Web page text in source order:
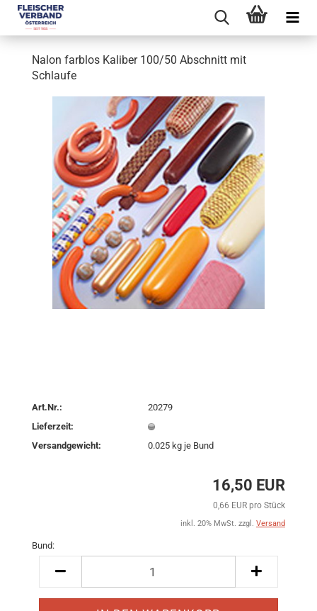
Nalon farblos Kaliber 100/50 Abschnitt mit
Schlaufe
Art.Nr.:
20279
Lieferzeit:
Versandgewicht:
0.025 kg je Bund
16,50 EUR
0,66 EUR pro Stück
inkl. 20% MwSt. zzgl. Versand
Bund: